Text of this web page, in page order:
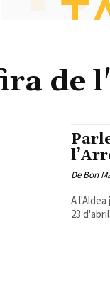
de
De Bon
A
23